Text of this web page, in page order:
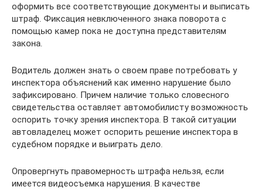
оформить все соответствующие документы и выписать
штраф. Фиксация невключенного знака поворота с
помощью камер пока не доступна представителям
закона.
Водитель должен знать о своем праве потребовать у
инспектора объяснений как именно нарушение было
зафиксировано. Причем наличие только словесного
свидетельства оставляет автомобилисту возможность
оспорить точку зрения инспектора. В такой ситуации
автовладелец может оспорить решение инспектора в
судебном порядке и выиграть дело.
Опровергнуть правомерность штрафа нельзя, если
имеется видеосъемка нарушения. В качестве